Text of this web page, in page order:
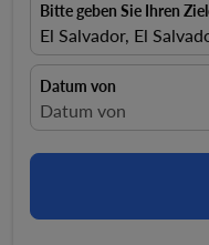
Bitte geben Sie Ihren
El Salvador, El
Datum von
fc-booking-
Datum von